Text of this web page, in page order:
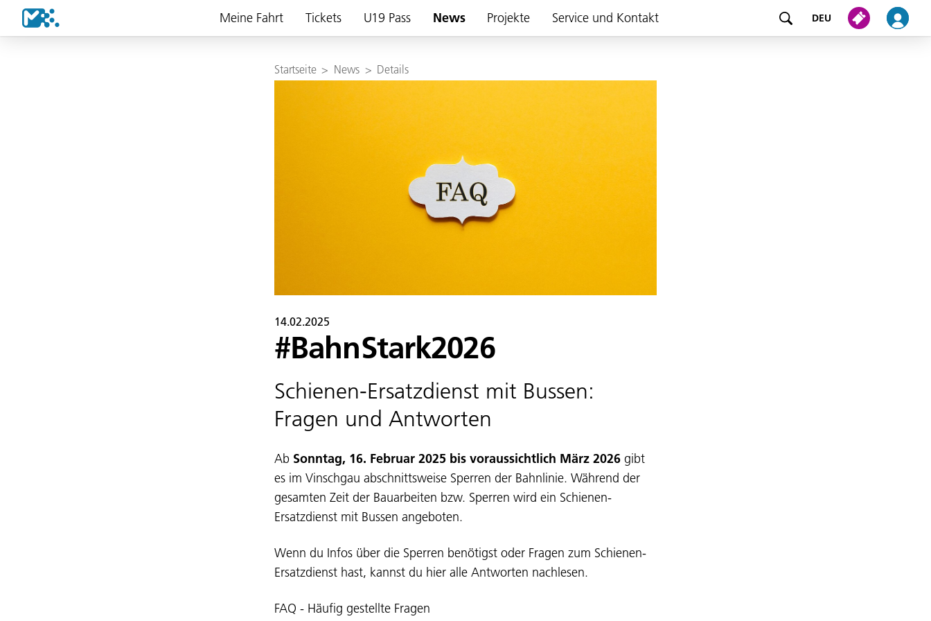
Meine Fahrt Tickets U19 Pass News Projekte Service und Kontakt DEU
Startseite > News > Details
14.02.2025
#BahnStark2026
Schienen-Ersatzdienst mit Bussen:
Fragen und Antworten
Ab Sonntag, 16. Februar 2025 bis voraussichtlich März 2026 gibt
es im Vinschgau abschnittsweise Sperren der Bahnlinie. Während der
gesamten Zeit der Bauarbeiten bzw. Sperren wird ein Schienen-
Ersatzdienst mit Bussen angeboten.
Wenn du Infos über die Sperren benötigst oder Fragen zum Schienen-
Ersatzdienst hast, kannst du hier alle Antworten nachlesen.
FAQ - Häufig gestellte Fragen